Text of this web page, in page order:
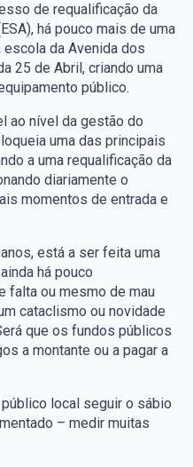
de requalificação da
há pouco mais de uma
escola da Avenida dos
25 de Abril, criando uma
público.
ao nível da gestão do
uma das principais
a uma requalificação da
diariamente o
momentos de entrada e
está a ser feita uma
há pouco
falta ou mesmo de mau
cataclismo ou novidade
que os fundos públicos
a montante ou a pagar a
local seguir o sábio
– medir muitas